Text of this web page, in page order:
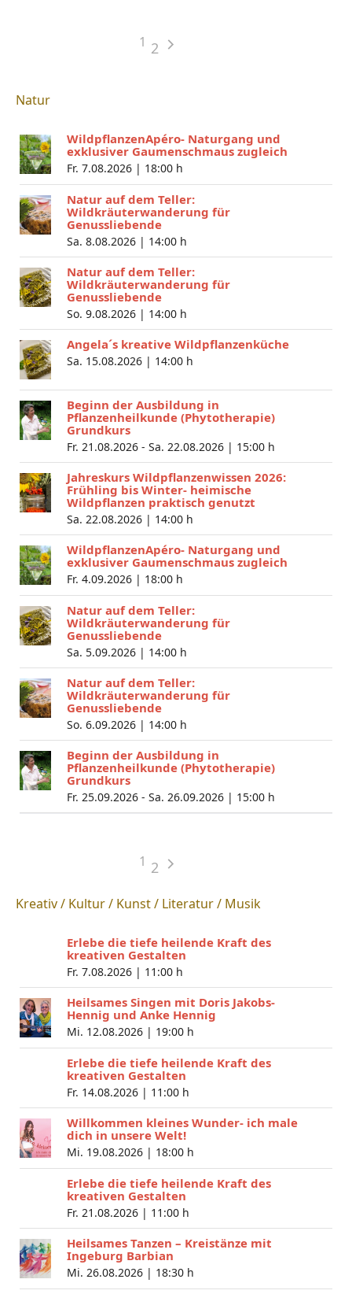
1 2
Natur
WildpflanzenApéro- Naturgang und
exklusiver Gaumenschmaus zugleich
Fr. 7.08.2026 | 18:00 h
Natur auf dem Teller:
Wildkräuterwanderung für
Genussliebende
Sa. 8.08.2026 | 14:00 h
Natur auf dem Teller:
Wildkräuterwanderung für
Genussliebende
So. 9.08.2026 | 14:00 h
Angela´s kreative Wildpflanzenküche
Sa. 15.08.2026 | 14:00 h
Beginn der Ausbildung in
Pflanzenheilkunde (Phytotherapie)
Grundkurs
Fr. 21.08.2026 - Sa. 22.08.2026 | 15:00 h
Jahreskurs Wildpflanzenwissen 2026:
Frühling bis Winter- heimische
Wildpflanzen praktisch genutzt
Sa. 22.08.2026 | 14:00 h
WildpflanzenApéro- Naturgang und
exklusiver Gaumenschmaus zugleich
Fr. 4.09.2026 | 18:00 h
Natur auf dem Teller:
Wildkräuterwanderung für
Genussliebende
Sa. 5.09.2026 | 14:00 h
Natur auf dem Teller:
Wildkräuterwanderung für
Genussliebende
So. 6.09.2026 | 14:00 h
Beginn der Ausbildung in
Pflanzenheilkunde (Phytotherapie)
Grundkurs
Fr. 25.09.2026 - Sa. 26.09.2026 | 15:00 h
1 2
Kreativ / Kultur / Kunst / Literatur / Musik
Erlebe die tiefe heilende Kraft des
kreativen Gestalten
Fr. 7.08.2026 | 11:00 h
Heilsames Singen mit Doris Jakobs-
Hennig und Anke Hennig
Mi. 12.08.2026 | 19:00 h
Erlebe die tiefe heilende Kraft des
kreativen Gestalten
Fr. 14.08.2026 | 11:00 h
Willkommen kleines Wunder- ich male
dich in unsere Welt!
Mi. 19.08.2026 | 18:00 h
Erlebe die tiefe heilende Kraft des
kreativen Gestalten
Fr. 21.08.2026 | 11:00 h
Heilsames Tanzen – Kreistänze mit
Ingeburg Barbian
Mi. 26.08.2026 | 18:30 h